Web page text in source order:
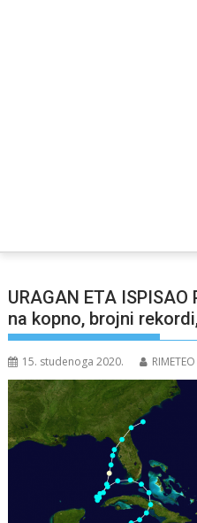
URAGAN ETA
na kopno, brojni
15. studenoga 2020. RIMETEO